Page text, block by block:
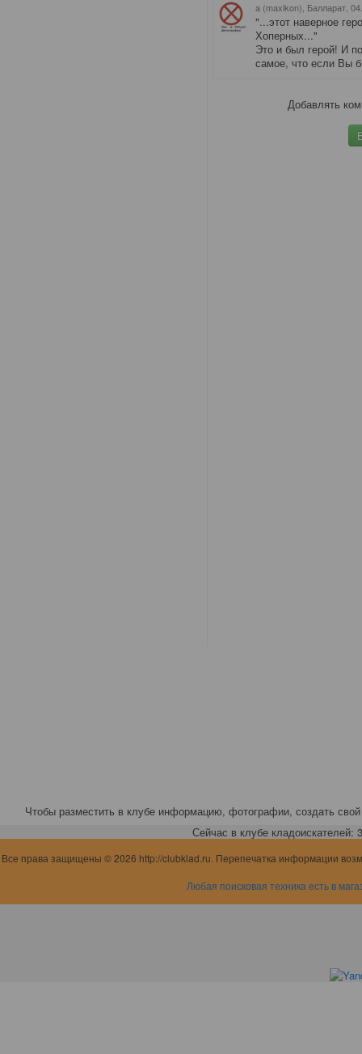
a (maxikon), Балларат,
"...этот наверное
Хоперных..."
Это и был герой! И
самое, что если Вы
Добавлять
Чтобы разместить в клубе информацию, фотографии, создать свой
Сейчас в клубе кладоискателей:
Все права защищены © 2026 http://clubklad.ru. Перепечатка информации
Любая поисковая техника есть в